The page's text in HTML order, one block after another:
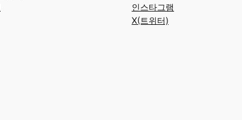
인스타그램
X(트위터)